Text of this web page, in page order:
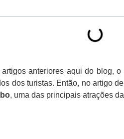
anteriores aqui do blog,
dos turistas. Então, no artigo
, uma das principais atrações